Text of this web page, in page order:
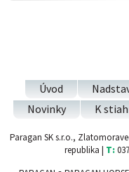
Úvod
Novinky
K
Paragan SK s.r.o.,
republika | T: